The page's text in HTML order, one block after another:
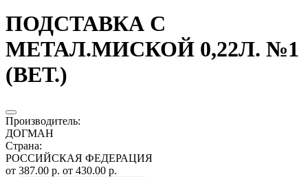
ПОДСТАВКА С
МЕТАЛ.МИСКОЙ 0,22Л. №1
(ВЕТ.)
Производитель:
ДОГМАН
Страна:
РОССИЙСКАЯ ФЕДЕРАЦИЯ
от 387.00 р. от 430.00 р.